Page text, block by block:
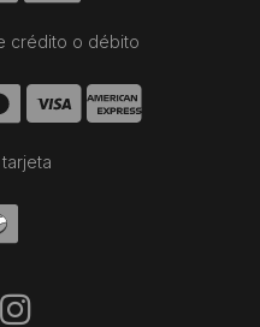
crédito o débito